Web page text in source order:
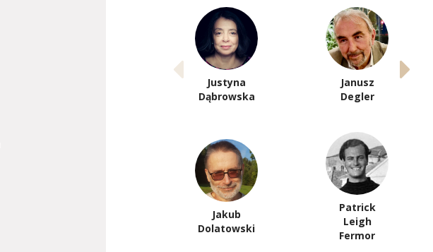
Justyna
Dąbrowska
Janusz
Degler
Jakub
Dolatowski
Patrick
Leigh
Fermor